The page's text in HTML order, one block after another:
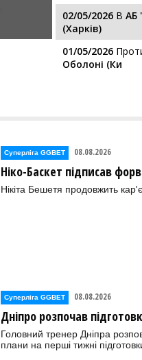
02/05/2026 ВАБ
(Харків)
01/05/2026
Оболоні (Ки
Суперліга GGBET 08.08.2026
Ніко-Баскет підписав
Нікіта Бешетя продовжить
Суперліга GGBET 08.08.2026
Дніпро розпочав
Головний тренер Дніпра
плани на перші тижні